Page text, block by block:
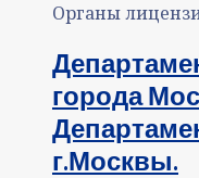
Органы
города
г.Москвы.